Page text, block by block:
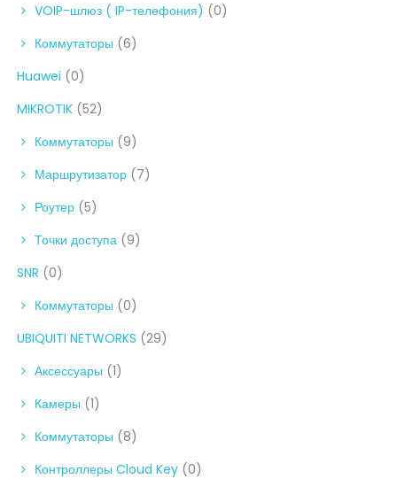
VOIP-шлюз ( IP-телефония) (0)
Коммутаторы (6)
Huawei (0)
MIKROTIK (52)
Коммутаторы (9)
Маршрутизатор (7)
Роутер (5)
Точки доступа (9)
SNR (0)
Коммутаторы (0)
UBIQUITI NETWORKS (29)
Аксессуары (1)
Камеры (1)
Коммутаторы (8)
Контроллеры Cloud Key (0)